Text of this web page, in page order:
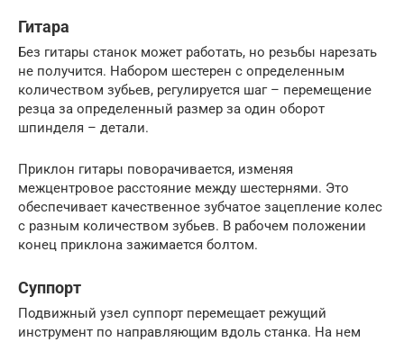
Гитара
Без гитары станок может работать, но резьбы нарезать
не получится. Набором шестерен с определенным
количеством зубьев, регулируется шаг – перемещение
резца за определенный размер за один оборот
шпинделя – детали.
Приклон гитары поворачивается, изменяя
межцентровое расстояние между шестернями. Это
обеспечивает качественное зубчатое зацепление колес
с разным количеством зубьев. В рабочем положении
конец приклона зажимается болтом.
Суппорт
Подвижный узел суппорт перемещает режущий
инструмент по направляющим вдоль станка. На нем